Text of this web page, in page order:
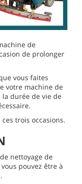
de
de prolonger
vous faites
votre machine de
durée de vie de
trois occasions.
nettoyage de
pouvez être à